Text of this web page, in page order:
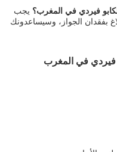
فيردي في المغرب؟ يجب
بفقدان الجواز، وسيساعدونك
فيردي في المغرب